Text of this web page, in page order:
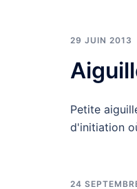
29 JUIN 2013
Petite
d'initiation
24